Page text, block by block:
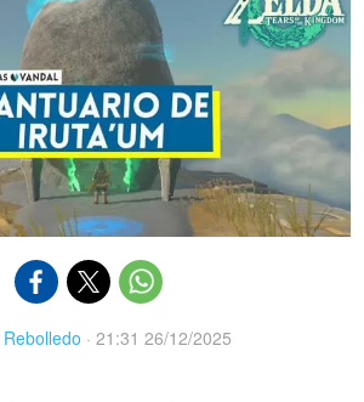
· 21:31 26/12/2025